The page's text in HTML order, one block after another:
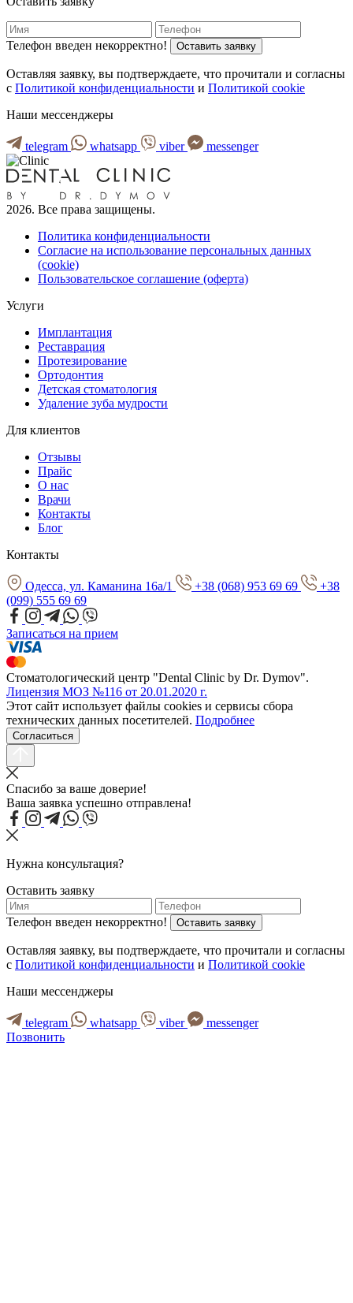
Телефон введен некорректно! Оставить заявку
Оставляя заявку, вы подтверждаете, что прочитали и согласны
с Политикой конфиденциальности и Политикой cookie
Наши мессенджеры
telegram whatsapp viber messenger
2026. Все права защищены.
Политика конфиденциальности
Согласие на использование персональных данных
(cookie)
Пользовательское соглашение (оферта)
Услуги
Имплантация
Реставрация
Протезирование
Ортодонтия
Детская стоматология
Удаление зуба мудрости
Для клиентов
Отзывы
Прайс
О нас
Врачи
Контакты
Блог
Контакты
Одесса, ул. Каманина 16а/1 +38 (068) 953 69 69
+38
(099) 555 69 69
Записаться на прием
Стоматологический центр "Dental Clinic by Dr. Dymov".
Лицензия МОЗ №116 от 20.01.2020 г.
Этот сайт использует файлы cookies и сервисы сбора
технических данных посетителей. Подробнее
Согласиться
Спасибо за ваше доверие!
Ваша заявка успешно отправлена!
Нужна консультация?
Оставить заявку
Телефон введен некорректно! Оставить заявку
Оставляя заявку, вы подтверждаете, что прочитали и согласны
с Политикой конфиденциальности и Политикой cookie
Наши мессенджеры
telegram whatsapp viber
messenger
Позвонить